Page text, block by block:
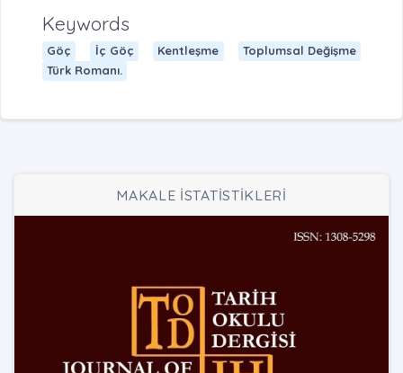
Keywords
Göç İç Göç Kentleşme
Toplumsal Değişme
Türk Romanı.
MAKALE İSTATİSTİKLERİ